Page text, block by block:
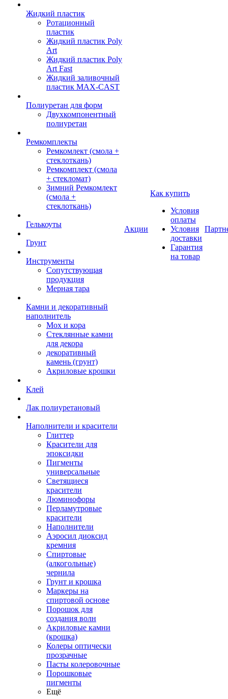
Жидкий пластик
Ротационный
пластик
Жидкий пластик Poly
Art
Жидкий пластик Poly
Art Fast
Жидкий заливочный
пластик MAX-CAST
Полиуретан для форм
Двухкомпонентный
полиуретан
Ремкомплекты
Ремкомлект (смола +
стеклоткань)
Ремкомплект (смола
+ стекломат)
Зимний Ремкомлект
(смола +
стеклоткань)
Гелькоуты
Грунт
Инструменты
Сопутствующая
продукция
Мерная тара
Камни и декоративный
наполнитель
Мох и кора
Стеклянные камни
для декора
декоративный
камень (грунт)
Акриловые крошки
Клей
Лак полиуретановый
Наполнители и красители
Глиттер
Красители для
эпоксидки
Пигменты
универсальные
Светящиеся
красители
Люминофоры
Перламутровые
красители
Наполнители
Аэросил диоксид
кремния
Спиртовые
(алкогольные)
чернила
Грунт и крошка
Маркеры на
спиртовой основе
Порошок для
создания волн
Акриловые камни
(крошка)
Колеры оптически
прозрачные
Пасты колеровочные
Порошковые
пигменты
Ещё
Акции
Как купить
Условия
оплаты
Условия
доставки
Гарантия
на товар